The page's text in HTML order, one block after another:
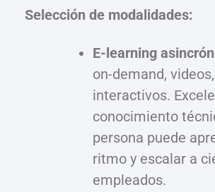
Selección de modalidades:
E-learning
on-demand,
interactivos.
conocimiento
persona puede
ritmo y escalar a
empleados.